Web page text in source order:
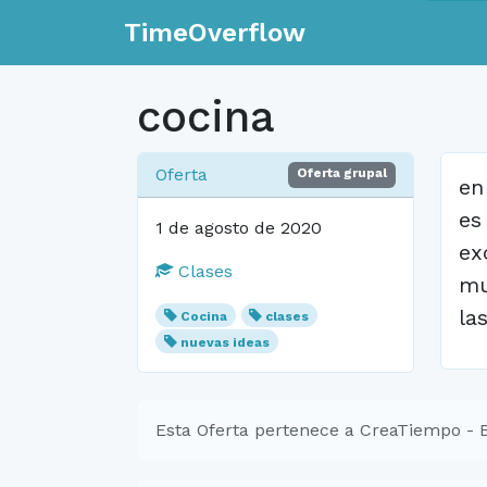
TimeOverflow
cocina
Oferta Oferta grupal
1 de agosto de 2020
Clases
Cocina
clases
nuevas ideas
Esta Oferta pertenece a CreaTiempo -